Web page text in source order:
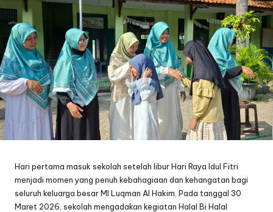
Hari pertama masuk sekolah setelah libur Hari Raya Idul Fitri
menjadi momen yang penuh kebahagiaan dan kehangatan bagi
seluruh keluarga besar MI Luqman Al Hakim. Pada tanggal 30
Maret 2026, sekolah mengadakan kegiatan Halal Bi Halal